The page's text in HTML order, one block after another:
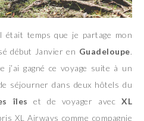
temps que je partage mon
début Janvier en Guadeloupe.
j’ai gagné ce voyage suite à un
séjourner dans deux hôtels du
îles et de voyager avecXL
XL Airways comme compagnie